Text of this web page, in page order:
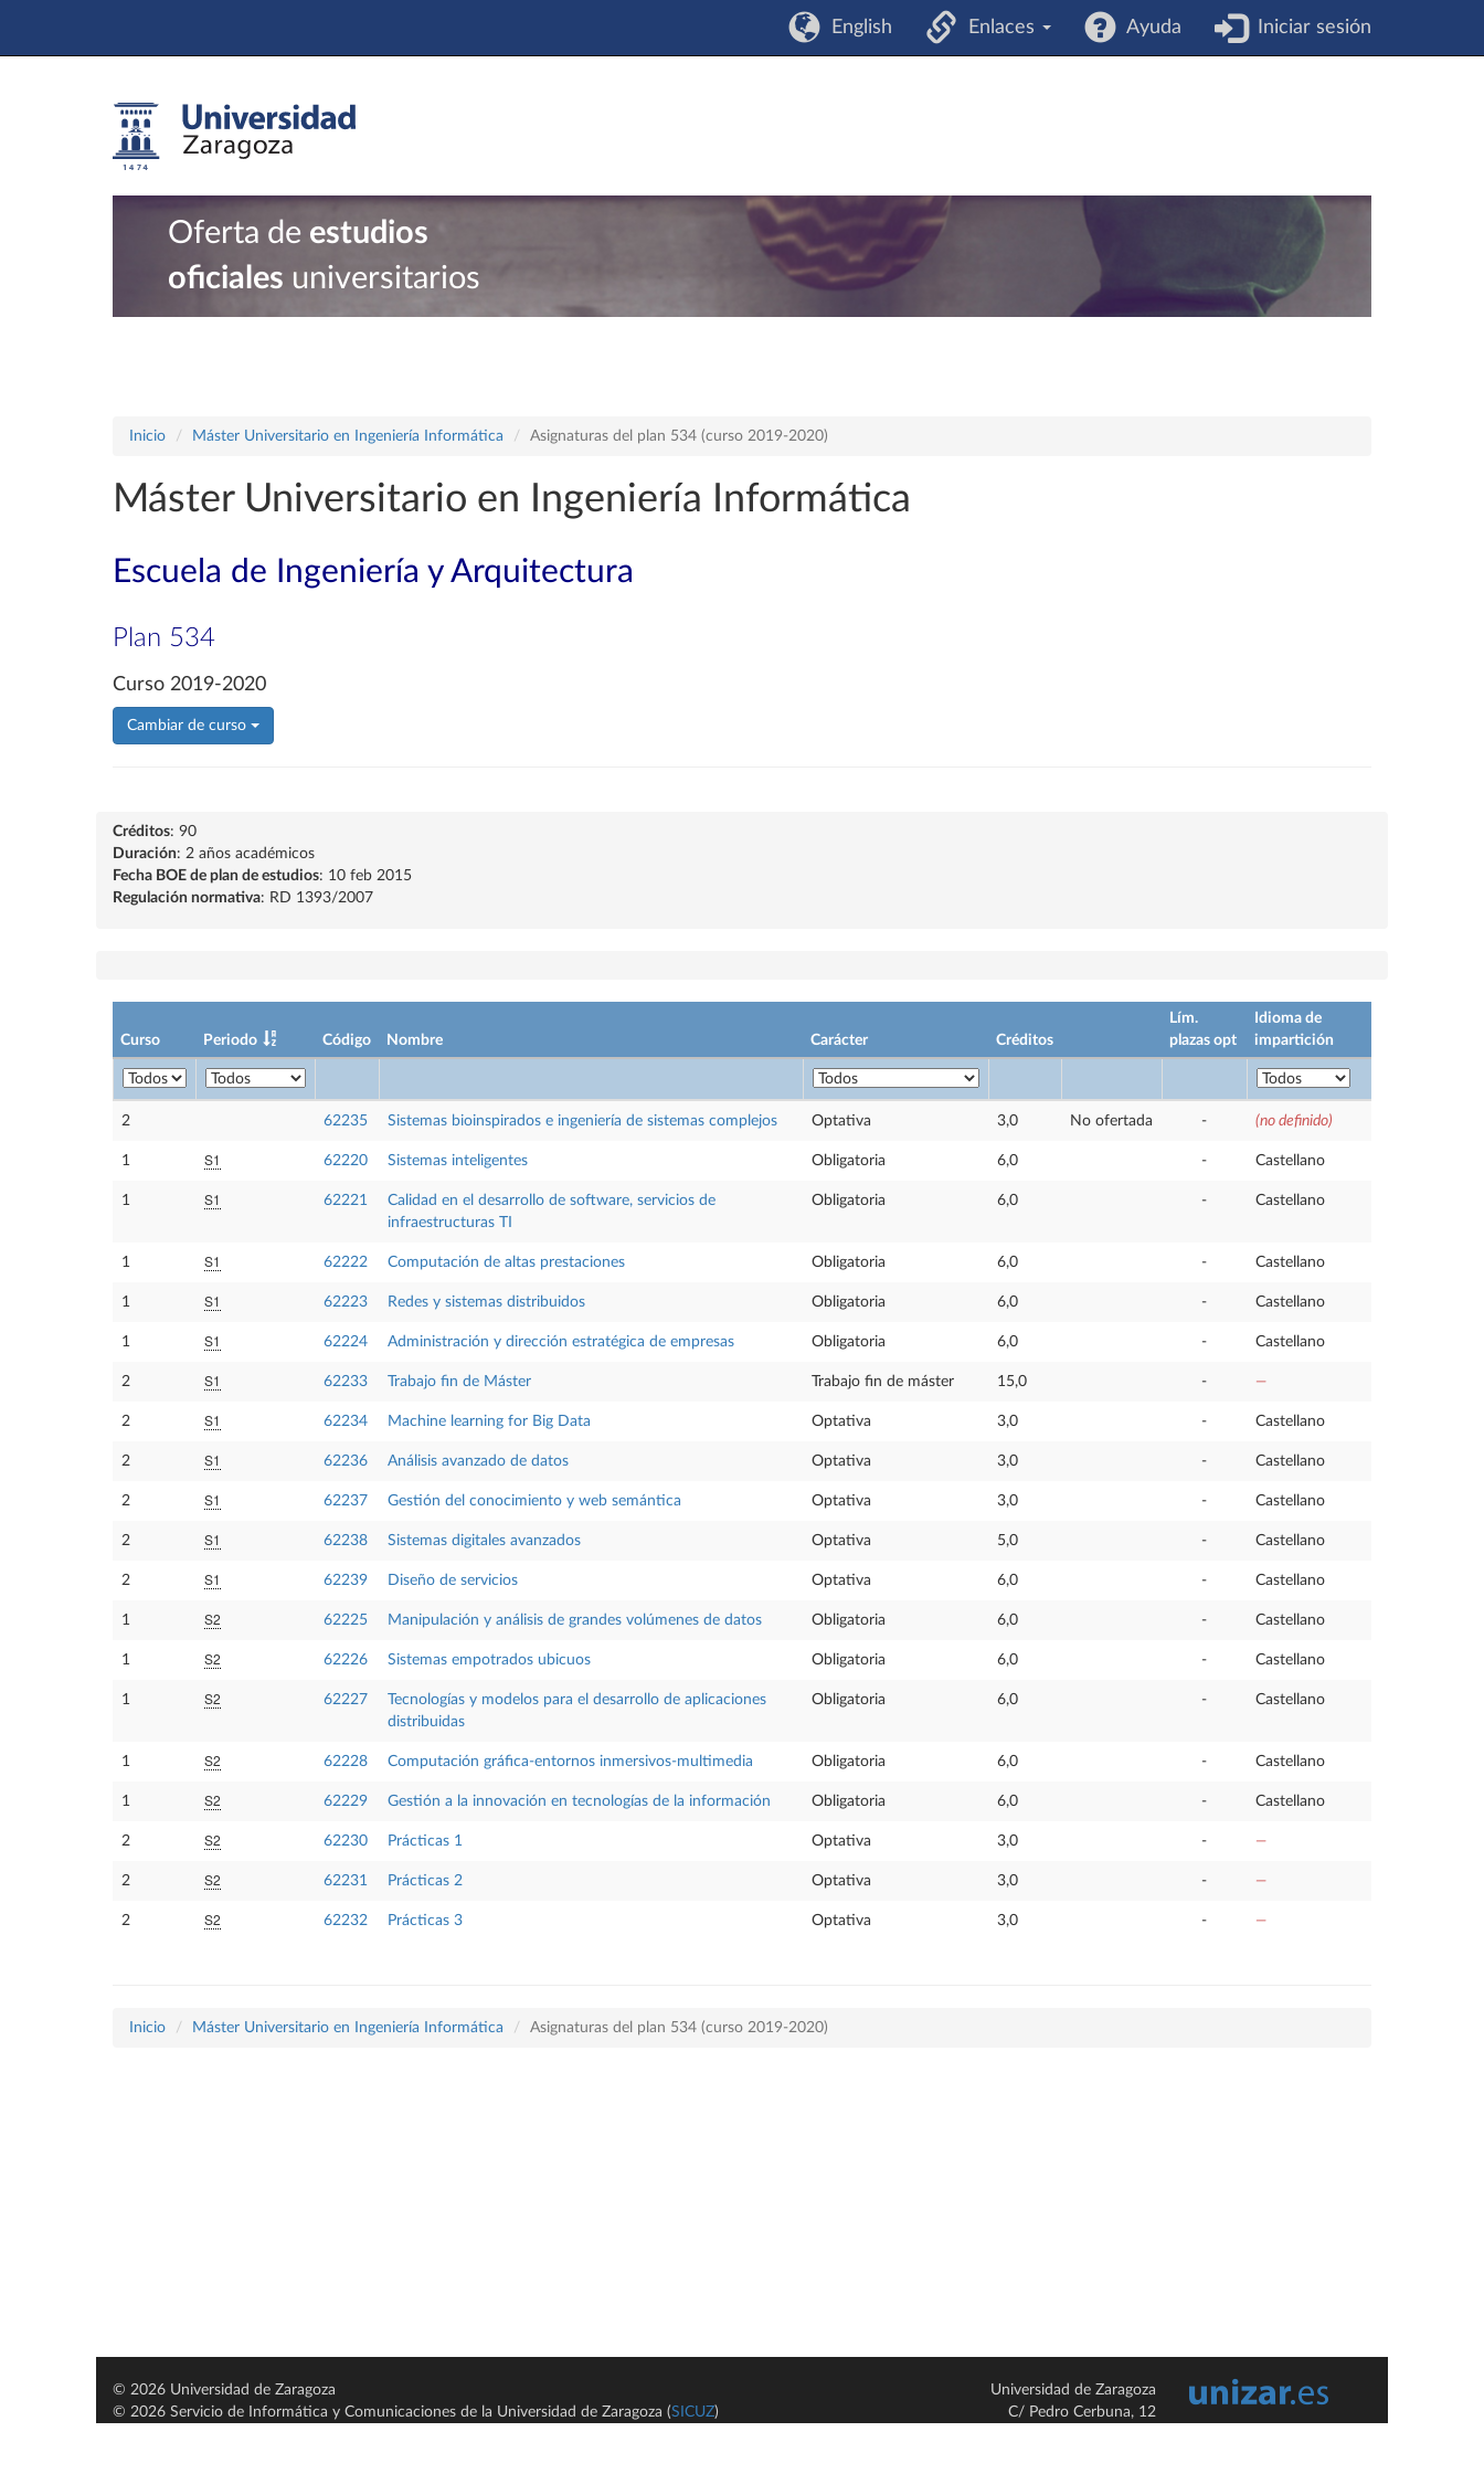
English Enlaces Ayuda Iniciar sesión
Oferta de estudios
oficiales universitarios
Inicio Máster Universitario en Ingeniería Informática Asignaturas del plan 534 (curso 2019-2020)
Máster Universitario en Ingeniería Informática
Escuela de Ingeniería y Arquitectura
Plan 534
Curso 2019-2020
Cambiar de curso
Créditos: 90
Duración: 2 años académicos
Fecha BOE de plan de estudios: 10 feb 2015
Regulación normativa: RD 1393/2007
Curso Periodo Código Nombre Carácter Créditos
Lím.
plazas opt
Idioma de
impartición
2 62235 Sistemas bioinspirados e ingeniería de sistemas complejos Optativa 3,0 No ofertada - (no definido)
1 S1 62220 Sistemas inteligentes Obligatoria 6,0 - Castellano
1 S1 62221
Calidad en el desarrollo de software, servicios de
infraestructuras TI
Obligatoria 6,0 - Castellano
1 S1 62222 Computación de altas prestaciones Obligatoria 6,0 - Castellano
1 S1 62223 Redes y sistemas distribuidos Obligatoria 6,0 - Castellano
1 S1 62224 Administración y dirección estratégica de empresas Obligatoria 6,0 - Castellano
2 S1 62233 Trabajo fin de Máster Trabajo fin de máster 15,0 - —
2 S1 62234 Machine learning for Big Data Optativa 3,0 - Castellano
2 S1 62236 Análisis avanzado de datos Optativa 3,0 - Castellano
2 S1 62237 Gestión del conocimiento y web semántica Optativa 3,0 - Castellano
2 S1 62238 Sistemas digitales avanzados Optativa 5,0 - Castellano
2 S1 62239 Diseño de servicios Optativa 6,0 - Castellano
1 S2 62225 Manipulación y análisis de grandes volúmenes de datos Obligatoria 6,0 - Castellano
1 S2 62226 Sistemas empotrados ubicuos Obligatoria 6,0 - Castellano
1 S2 62227
Tecnologías y modelos para el desarrollo de aplicaciones
distribuidas
Obligatoria 6,0 - Castellano
1 S2 62228 Computación gráfica-entornos inmersivos-multimedia Obligatoria 6,0 - Castellano
1 S2 62229 Gestión a la innovación en tecnologías de la información Obligatoria 6,0 - Castellano
2 S2 62230 Prácticas 1 Optativa 3,0 - —
2 S2 62231 Prácticas 2 Optativa 3,0 - —
2 S2 62232 Prácticas 3 Optativa 3,0 - —
Inicio Máster Universitario en Ingeniería Informática Asignaturas del plan 534 (curso 2019-2020)
© 2026 Universidad de Zaragoza
© 2026 Servicio de Informática y Comunicaciones de la Universidad de Zaragoza (SICUZ)
Universidad de Zaragoza
C/ Pedro Cerbuna, 12